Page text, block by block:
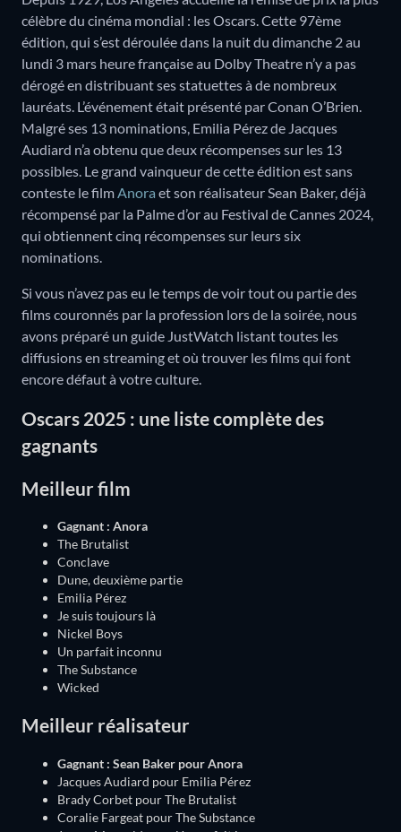
célèbre du cinéma mondial : les Oscars. Cette 97ème
édition, qui s’est déroulée dans la nuit du dimanche 2 au
lundi 3 mars heure française au Dolby Theatre n’y a pas
dérogé en distribuant ses statuettes à de nombreux
lauréats. L’événement était présenté par Conan O’Brien.
Malgré ses 13 nominations, Emilia Pérez de Jacques
Audiard n’a obtenu que deux récompenses sur les 13
possibles. Le grand vainqueur de cette édition est sans
conteste le film Anora et son réalisateur Sean Baker, déjà
récompensé par la Palme d’or au Festival de Cannes 2024,
qui obtiennent cinq récompenses sur leurs six
nominations.
Si vous n’avez pas eu le temps de voir tout ou partie des
films couronnés par la profession lors de la soirée, nous
avons préparé un guide JustWatch listant toutes les
diffusions en streaming et où trouver les films qui font
encore défaut à votre culture.
Oscars 2025 : une liste complète des
gagnants
Meilleur film
Gagnant : Anora
The Brutalist
Conclave
Dune, deuxième partie
Emilia Pérez
Je suis toujours là
Nickel Boys
Un parfait inconnu
The Substance
Wicked
Meilleur réalisateur
Gagnant : Sean Baker pour Anora
Jacques Audiard pour Emilia Pérez
Brady Corbet pour The Brutalist
Coralie Fargeat pour The Substance